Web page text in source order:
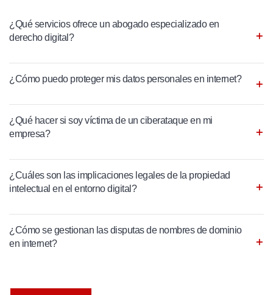
¿Qué servicios ofrece un abogado especializado en
derecho digital?
¿Cómo puedo proteger mis datos personales en internet?
¿Qué hacer si soy víctima de un ciberataque en mi
empresa?
¿Cuáles son las implicaciones legales de la propiedad
intelectual en el entorno digital?
¿Cómo se gestionan las disputas de nombres de dominio
en internet?